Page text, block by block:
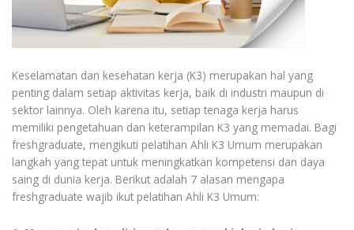
Keselamatan dan kesehatan kerja (K3) merupakan hal yang
penting dalam setiap aktivitas kerja, baik di industri maupun di
sektor lainnya. Oleh karena itu, setiap tenaga kerja harus
memiliki pengetahuan dan keterampilan K3 yang memadai. Bagi
freshgraduate, mengikuti pelatihan Ahli K3 Umum merupakan
langkah yang tepat untuk meningkatkan kompetensi dan daya
saing di dunia kerja. Berikut adalah 7 alasan mengapa
freshgraduate wajib ikut pelatihan Ahli K3 Umum: